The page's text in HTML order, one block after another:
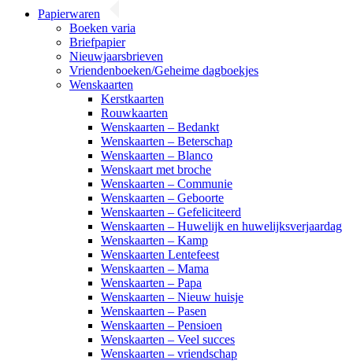
Papierwaren
Boeken varia
Briefpapier
Nieuwjaarsbrieven
Vriendenboeken/Geheime dagboekjes
Wenskaarten
Kerstkaarten
Rouwkaarten
Wenskaarten – Bedankt
Wenskaarten – Beterschap
Wenskaarten – Blanco
Wenskaart met broche
Wenskaarten – Communie
Wenskaarten – Geboorte
Wenskaarten – Gefeliciteerd
Wenskaarten – Huwelijk en huwelijksverjaardag
Wenskaarten – Kamp
Wenskaarten Lentefeest
Wenskaarten – Mama
Wenskaarten – Papa
Wenskaarten – Nieuw huisje
Wenskaarten – Pasen
Wenskaarten – Pensioen
Wenskaarten – Veel succes
Wenskaarten – vriendschap